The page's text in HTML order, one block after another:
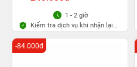
1 - 2 giờ
Kiểm tra dịch vụ khi nhận lại
máy
-84.000đ